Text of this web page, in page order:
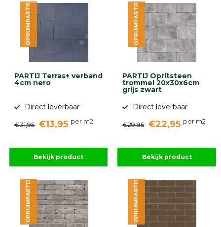
betonelementen
Overig
Kunstgras
Aanbiedingen
tuinproject
(informatie)
9.1
gebaseerd
ervaringen
PARTIJ Terras+ verband
4cm nero
Direct leverbaar
€31,95 €13,95 per m2
OPRUIMPARTIJ
Bekijk product
PARTIJ Opritsteen
trommel 20x30x6cm
grijs zwart
Direct leverbaar
€29,95 €22,95 per m2
OPRUIMPARTIJ
Bekijk product
OPRUIMPARTIJ OPRUIMPARTIJ